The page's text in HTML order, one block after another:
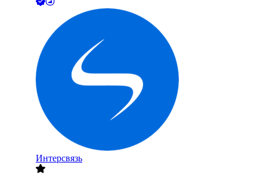
Интерсвязь